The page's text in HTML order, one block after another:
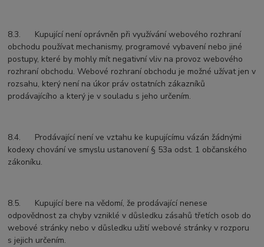
8.3. Kupující není oprávněn při využívání webového rozhraní
obchodu používat mechanismy, programové vybavení nebo jiné
postupy, které by mohly mít negativní vliv na provoz webového
rozhraní obchodu. Webové rozhraní obchodu je možné užívat jen v
rozsahu, který není na úkor práv ostatních zákazníků
prodávajícího a který je v souladu s jeho určením.
8.4. Prodávající není ve vztahu ke kupujícímu vázán žádnými
kodexy chování ve smyslu ustanovení § 53a odst. 1 občanského
zákoníku.
8.5. Kupující bere na vědomí, že prodávající nenese
odpovědnost za chyby vzniklé v důsledku zásahů třetích osob do
webové stránky nebo v důsledku užití webové stránky v rozporu
s jejich určením.